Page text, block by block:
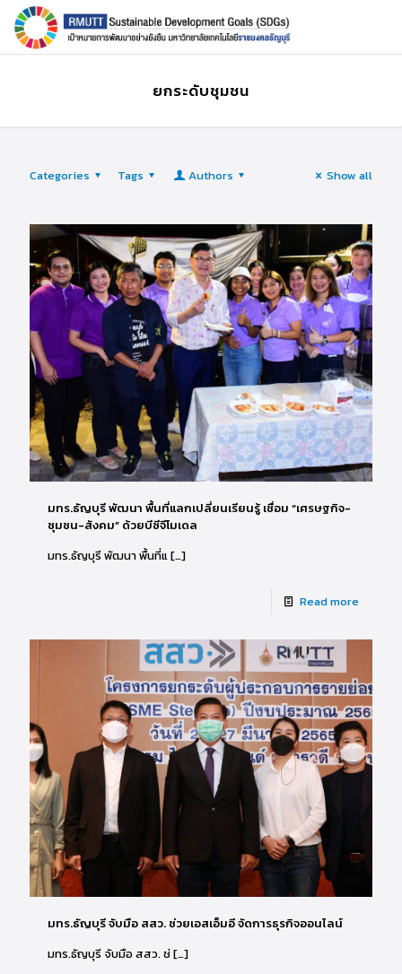
ยกระดับชุมชน
Categories Tags Authors Show all
มทร.ธัญบุรี พัฒนา พื้นที่แลกเปลี่ยนเรียนรู้ เชื่อม “เศรษฐกิจ-
ชุมชน-สังคม” ด้วยบีซีจีโมเดล
มทร.ธัญบุรี พัฒนา พื้นที่แ[…]
Read more
มทร.ธัญบุรี จับมือ สสว. ช่วยเอสเอ็มอี จัดการธุรกิจออนไลน์
มทร.ธัญบุรี จับมือ สสว. ช่[…]